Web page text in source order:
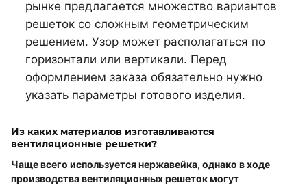
рынке предлагается множество вариантов
решеток со сложным геометрическим
решением. Узор может располагаться по
горизонтали или вертикали. Перед
оформлением заказа обязательно нужно
указать параметры готового изделия.
Из каких материалов изготавливаются
вентиляционные решетки?
Чаще всего используется нержавейка, однако в ходе
производства вентиляционных решеток могут